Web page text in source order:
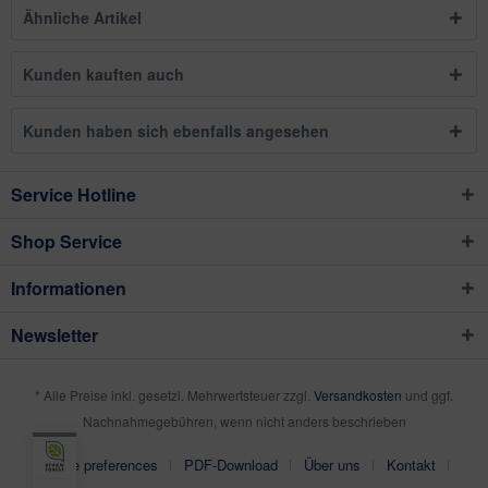
Ähnliche Artikel
Kunden kauften auch
Kunden haben sich ebenfalls angesehen
Service Hotline
Shop Service
Informationen
Newsletter
* Alle Preise inkl. gesetzl. Mehrwertsteuer zzgl. Versandkosten und ggf.
Nachnahmegebühren, wenn nicht anders beschrieben
Cookie preferences PDF-Download Über uns Kontakt